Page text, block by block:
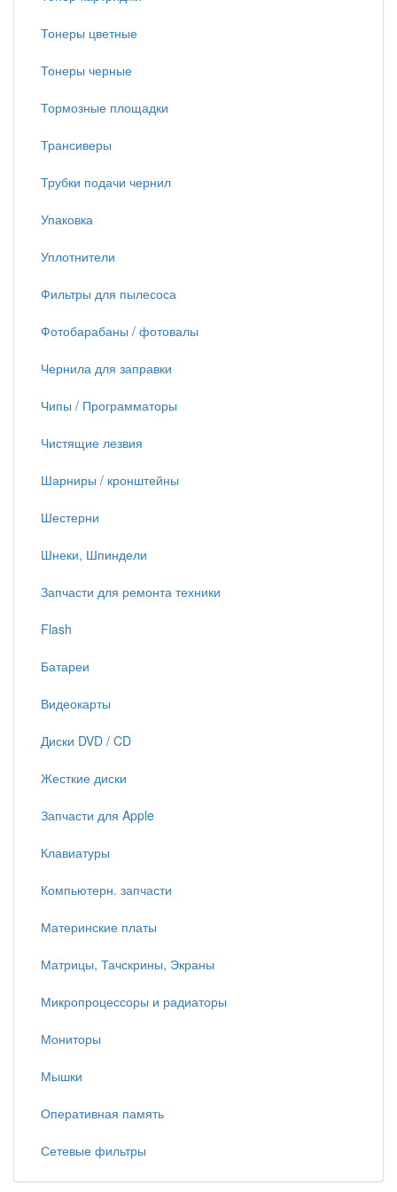
Тонеры цветные
Тонеры черные
Тормозные площадки
Трансиверы
Трубки подачи чернил
Упаковка
Уплотнители
Фильтры для пылесоса
Фотобарабаны / фотовалы
Чернила для заправки
Чипы / Программаторы
Чистящие лезвия
Шарниры / кронштейны
Шестерни
Шнеки, Шпиндели
Запчасти для ремонта техники
Flash
Батареи
Видеокарты
Диски DVD / CD
Жесткие диски
Запчасти для Apple
Клавиатуры
Компьютерн. запчасти
Материнские платы
Матрицы, Тачскрины, Экраны
Микропроцессоры и радиаторы
Мониторы
Мышки
Оперативная память
Сетевые фильтры